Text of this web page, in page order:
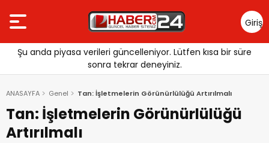
Giriş
Yap
Şu anda piyasa verileri güncelleniyor. Lütfen kısa bir süre
sonra tekrar deneyiniz.
ANASAYFA Genel Tan: İşletmelerin Görünürlülüğü Artırılmalı
Tan: İşletmelerin Görünürlülüğü
Artırılmalı